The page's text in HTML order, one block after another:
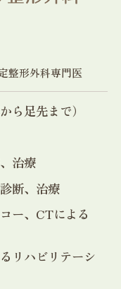
整形外科専門医
ら足先まで）
治療
断、治療
ー、CTによる
リハビリテーシ